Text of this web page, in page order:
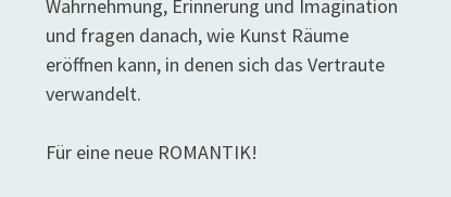
Wahrnehmung, Erinnerung und Imagination
und fragen danach, wie Kunst Räume
eröffnen kann, in denen sich das Vertraute
verwandelt.
Für eine neue ROMANTIK!